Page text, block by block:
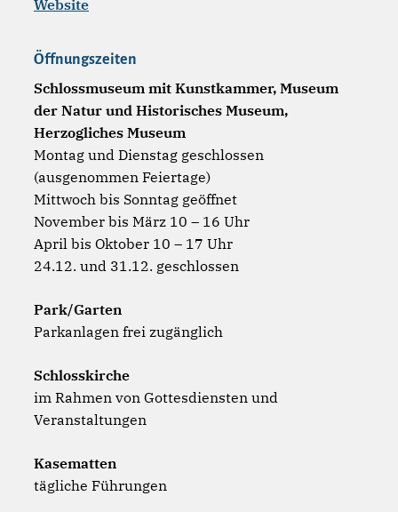
Website
Öffnungszeiten
Schlossmuseum mit Kunstkammer, Museum
der Natur und Historisches Museum,
Herzogliches Museum
Montag und Dienstag geschlossen
(ausgenommen Feiertage)
Mittwoch bis Sonntag geöffnet
November bis März 10 – 16 Uhr
April bis Oktober 10 – 17 Uhr
24.12. und 31.12. geschlossen
Park/Garten
Parkanlagen frei zugänglich
Schlosskirche
im Rahmen von Gottesdiensten und
Veranstaltungen
Kasematten
tägliche Führungen